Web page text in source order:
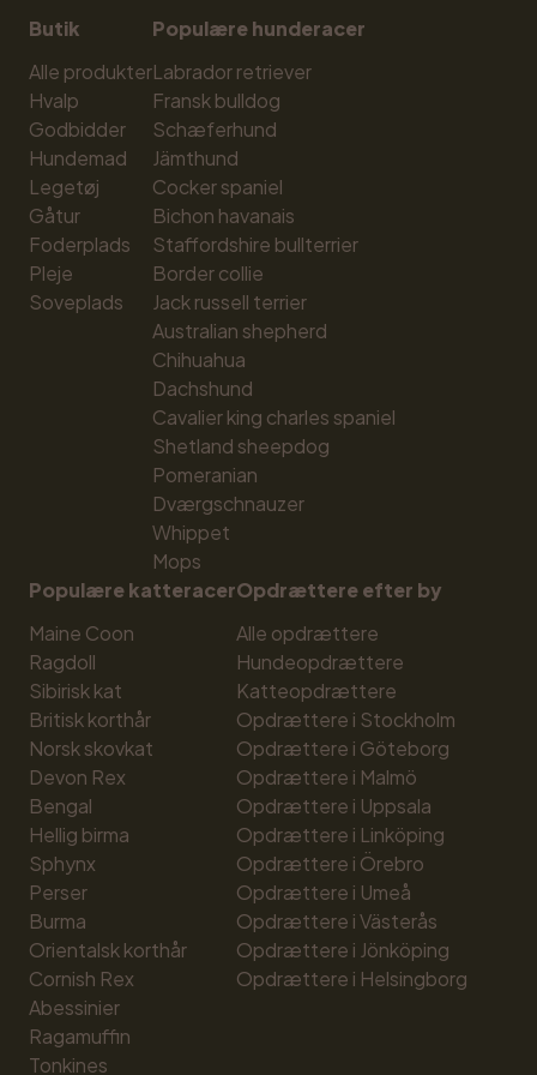
Butik
Alle produkter
Hvalp
Godbidder
Hundemad
Legetøj
Gåtur
Foderplads
Pleje
Soveplads
Populære hunderacer
Labrador retriever
Fransk bulldog
Schæferhund
Jämthund
Cocker spaniel
Bichon havanais
Staffordshire bullterrier
Border collie
Jack russell terrier
Australian shepherd
Chihuahua
Dachshund
Cavalier king charles spaniel
Shetland sheepdog
Pomeranian
Dværgschnauzer
Whippet
Mops
Populære katteracer
Maine Coon
Ragdoll
Sibirisk kat
Britisk korthår
Norsk skovkat
Devon Rex
Bengal
Hellig birma
Sphynx
Perser
Burma
Orientalsk korthår
Cornish Rex
Abessinier
Ragamuffin
Tonkines
Opdrættere efter by
Alle opdrættere
Hundeopdrættere
Katteopdrættere
Opdrættere i Stockholm
Opdrættere i Göteborg
Opdrættere i Malmö
Opdrættere i Uppsala
Opdrættere i Linköping
Opdrættere i Örebro
Opdrættere i Umeå
Opdrættere i Västerås
Opdrættere i Jönköping
Opdrættere i Helsingborg